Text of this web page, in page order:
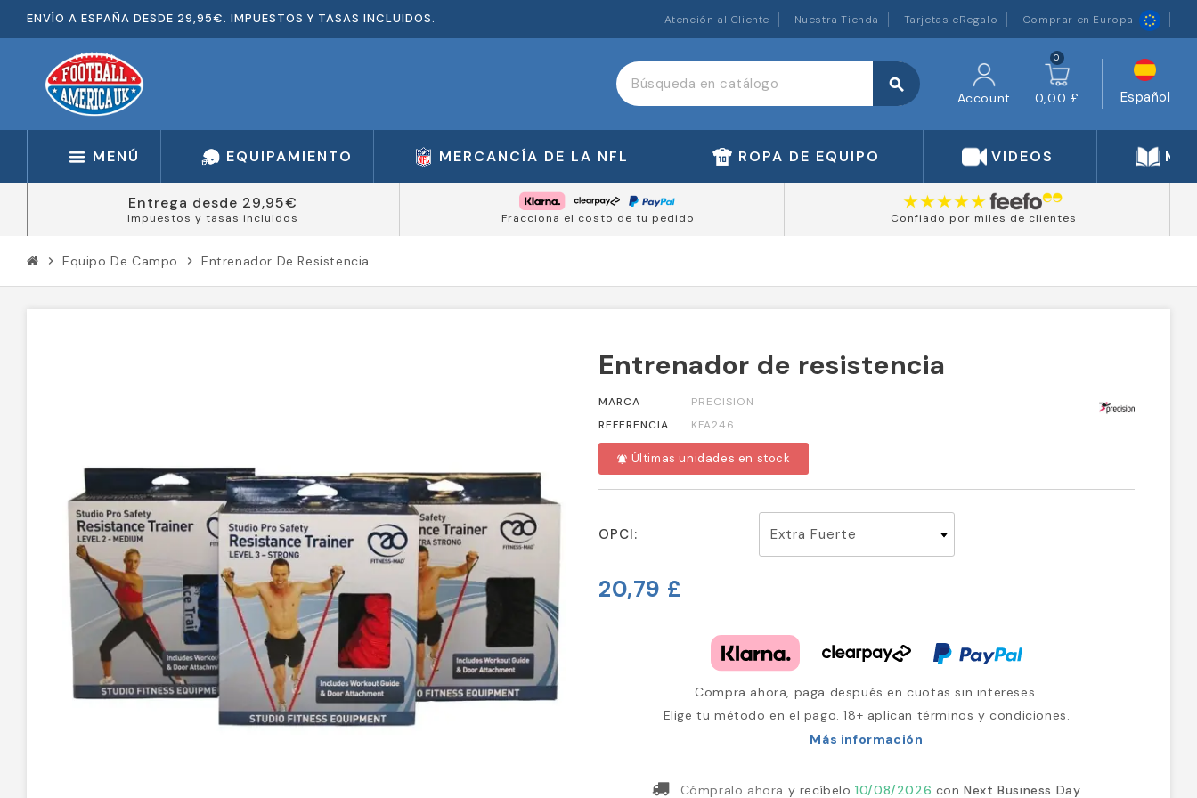
ENVÍO A ESPAÑA DESDE 29,95€. IMPUESTOS Y TASAS INCLUIDOS. Atención al Cliente Nuestra Tienda Tarjetas eRegalo Comprar en Europa
search
Account
0
0,00 £ Español
MENÚ EQUIPAMIENTO MERCANCÍA DE LA NFL ROPA DE EQUIPO VIDEOS
Entrega desde 29,95€
Impuestos y tasas incluidos Fracciona el costo de tu pedido Confiado por miles de clientes
chevron_right Equipo De Campo chevron_right Entrenador De Resistencia
Entrenador de resistencia
MARCA
PRECISION
REFERENCIA
KFA246
notifications_active Últimas unidades en stock
OPCI:
20,79 £
Compra ahora, paga después en cuotas sin intereses.
Elige tu método en el pago. 18+ aplican términos y condiciones.
Más información
Cómpralo ahora y recíbelo10/08/2026 conNext Business Day